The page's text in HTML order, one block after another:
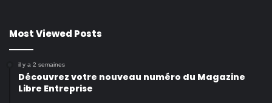
Most Viewed Posts
il y a 2 semaines
Découvrez votre nouveau numéro du Magazine
Libre Entreprise